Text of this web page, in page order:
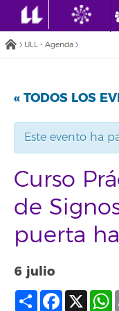
ULL - Agenda
« TODOS LOS
Este evento ha
Curso
de
puerta
6 julio
Compartir
Facebook
X